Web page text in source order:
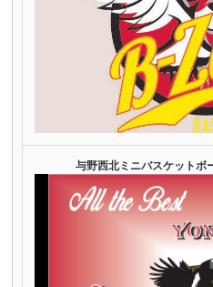
与野西北ミニバスケットボ